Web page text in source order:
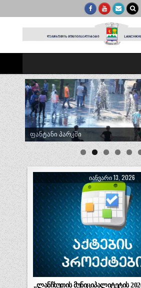
ტრადიციული ლელობურთი
ᲘᲐᲜᲕᲐᲠᲘ 13, 2026
„ლანჩხუთის მუნიციპალიტეტის